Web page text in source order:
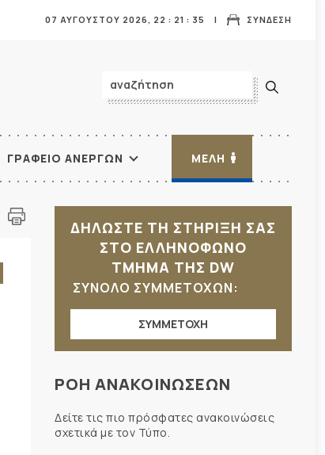
ΣΥΝΔΕΣΗ
07 ΑΥΓΟΥΣΤΟΥ 2026, 22 : 21 : 36
ΓΡΑΦΕΙΟ ΑΝΕΡΓΩΝ ΜΕΛΗ
ΔΗΛΩΣΤΕ ΤΗ ΣΤΗΡΙΞΗ ΣΑΣ
ΣΤΟ ΕΛΛΗΝΟΦΩΝΟ
ΤΜΗΜΑ ΤΗΣ DW
ΣΥΝΟΛΟ ΣΥΜΜΕΤΟΧΩΝ:
ΣΥΜΜΕΤΟΧΗ
ΡΟΗ ΑΝΑΚΟΙΝΩΣΕΩΝ
Δείτε τις πιο πρόσφατες ανακοινώσεις
σχετικά με τον Τύπο.